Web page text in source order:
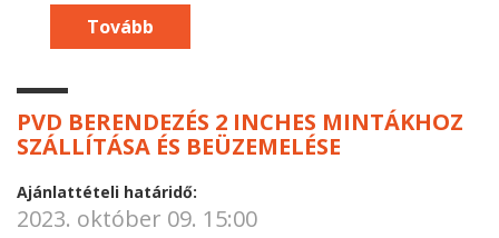
Tovább
PVD BERENDEZÉS 2 INCHES MINTÁKHOZ
SZÁLLÍTÁSA ÉS BEÜZEMELÉSE
Ajánlattételi határidő:
2023. október 09. 15:00